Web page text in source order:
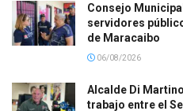
Consejo
servidores
de Maracaibo
06/08/2026
Alcalde Di
trabajo entre el